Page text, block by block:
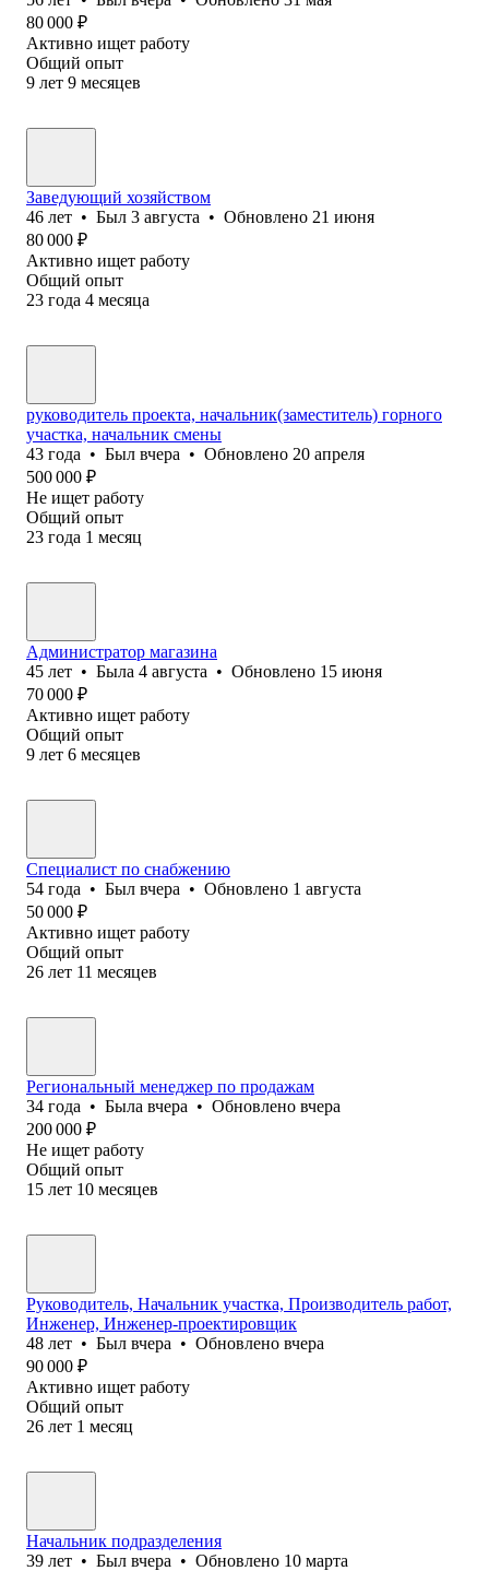
80 000 ₽
Активно ищет работу
Общий опыт
9 лет 9 месяцев
Заведующий хозяйством
46 лет • Был 3 августа • Обновлено 21 июня
80 000 ₽
Активно ищет работу
Общий опыт
23 года 4 месяца
руководитель проекта, начальник(заместитель) горного
участка, начальник смены
43 года • Был вчера • Обновлено 20 апреля
500 000 ₽
Не ищет работу
Общий опыт
23 года 1 месяц
Администратор магазина
45 лет • Была 4 августа • Обновлено 15 июня
70 000 ₽
Активно ищет работу
Общий опыт
9 лет 6 месяцев
Специалист по cнабжению
54 года • Был вчера • Обновлено 1 августа
50 000 ₽
Активно ищет работу
Общий опыт
26 лет 11 месяцев
Региональный менеджер по продажам
34 года • Была вчера • Обновлено вчера
200 000 ₽
Не ищет работу
Общий опыт
15 лет 10 месяцев
Руководитель, Начальник участка, Производитель работ,
Инженер, Инженер-проектировщик
48 лет • Был вчера • Обновлено вчера
90 000 ₽
Активно ищет работу
Общий опыт
26 лет 1 месяц
Начальник подразделения
39 лет • Был вчера • Обновлено 10 марта